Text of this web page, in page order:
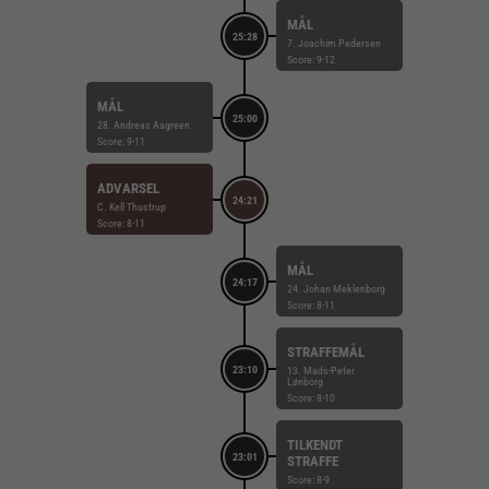
25:28
MÅL
7. Joachim Pedersen
Score: 9-12
25:00
MÅL
28. Andreas Aagreen
Score: 9-11
24:21
ADVARSEL
C. Kell Thustrup
Score: 8-11
24:17
MÅL
24. Johan Meklenborg
Score: 8-11
23:10
STRAFFEMÅL
13. Mads-Peter
Lønborg
Score: 8-10
23:01
TILKENDT
STRAFFE
Score: 8-9